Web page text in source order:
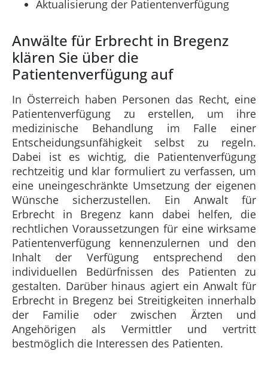
Aktualisierung der Patientenverfügung
Anwälte für Erbrecht in Bregenz
klären Sie über die
Patientenverfügung auf
In Österreich haben Personen das Recht, eine
Patientenverfügung zu erstellen, um ihre
medizinische Behandlung im Falle einer
Entscheidungsunfähigkeit selbst zu regeln.
Dabei ist es wichtig, die Patientenverfügung
rechtzeitig und klar formuliert zu verfassen, um
eine uneingeschränkte Umsetzung der eigenen
Wünsche sicherzustellen. Ein Anwalt für
Erbrecht in Bregenz kann dabei helfen, die
rechtlichen Voraussetzungen für eine wirksame
Patientenverfügung kennenzulernen und den
Inhalt der Verfügung entsprechend den
individuellen Bedürfnissen des Patienten zu
gestalten. Darüber hinaus agiert ein Anwalt für
Erbrecht in Bregenz bei Streitigkeiten innerhalb
der Familie oder zwischen Ärzten und
Angehörigen als Vermittler und vertritt
bestmöglich die Interessen des Patienten.